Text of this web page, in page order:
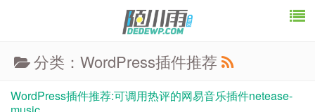
分类：WordPress插件推荐
WordPress插件推荐:可调用热评的网易音乐插件netease-